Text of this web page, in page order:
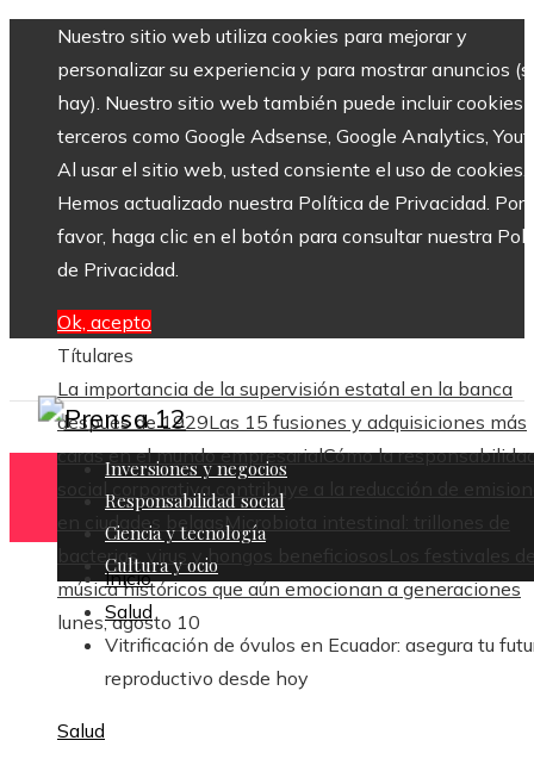
Nuestro sitio web utiliza cookies para mejorar y
personalizar su experiencia y para mostrar anuncios
hay). Nuestro sitio web también puede incluir cookies
terceros como Google Adsense, Google Analytics,
Al usar el sitio web, usted consiente el uso de cookies.
Hemos actualizado nuestra Política de Privacidad. Por
favor, haga clic en el botón para consultar nuestra
de Privacidad.
Ok, acepto
Títulares
La importancia de la supervisión estatal en la banca
después de 1929Las 15 fusiones y adquisiciones más
caras en el mundo empresarialCómo la
social corporativa contribuye a la reducción de
en ciudades belgas Microbiota intestinal: trillones de
bacterias, virus y hongos beneficiosos
Los festivales
música históricos que aún emocionan a generaciones
lunes, agosto 10
Inversiones y negocios
Responsabilidad social
Ciencia y tecnología
Cultura y ocio
Inicio
Salud
Vitrificación de óvulos en Ecuador: asegura tu
reproductivo desde hoy
Salud